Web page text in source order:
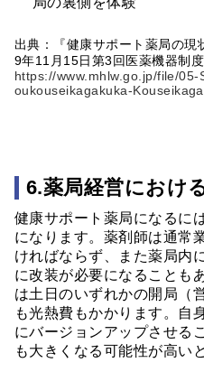
出典：『健康サポート薬局の現
9年11月15日第3回医薬機器制度
https://www.mhlw.go.jp/file/
oukouseikagakuka-
6.薬局経営におけ
健康サポート薬局になるに
になります。薬剤師は通常
ければならず、また薬局内
に改装が必要になることも
は土日のいずれかの開局（
も光熱費もかかります。自
にバージョンアップさせる
も大きくなる可能性が高い